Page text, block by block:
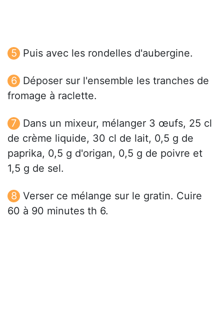
Puis avec les rondelles d'aubergine.
Déposer sur l'ensemble les tranches de
fromage à raclette.
Dans un mixeur, mélanger 3 œufs, 25 cl
de crème liquide, 30 cl de lait, 0,5 g de
paprika, 0,5 g d'origan, 0,5 g de poivre et
1,5 g de sel.
Verser ce mélange sur le gratin. Cuire
60 à 90 minutes th 6.